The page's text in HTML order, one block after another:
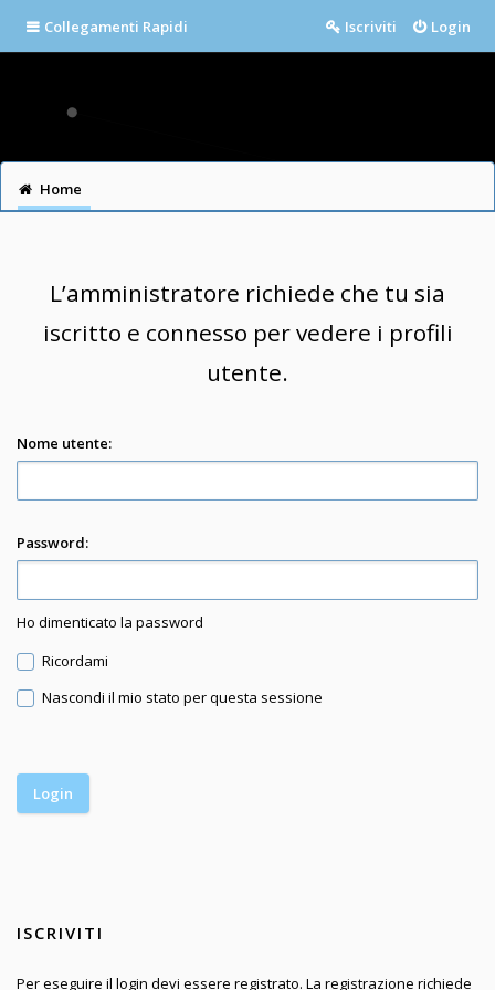
Collegamenti Rapidi Login
Iscriviti
Home
L’amministratore richiede che tu sia
iscritto e connesso per vedere i profili
utente.
Nome utente:
Password:
Ho dimenticato la password
Ricordami
Nascondi il mio stato per questa sessione
ISCRIVITI
Per eseguire il login devi essere registrato. La registrazione richiede